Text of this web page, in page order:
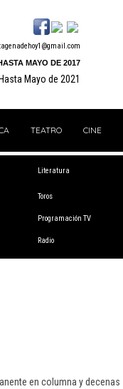
MAYO DE 2017
Mayo de 2021
TEATRO CINE
Literatura
Toros
Programación TV
Radio
en columna y decenas